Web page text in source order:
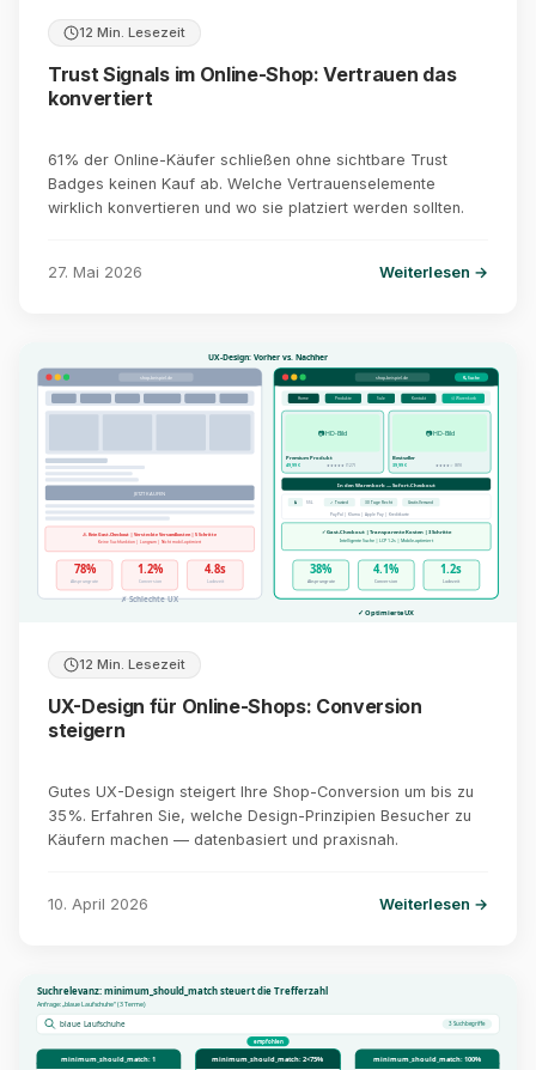
12 Min. Lesezeit
Trust Signals im Online-Shop: Vertrauen das
konvertiert
61% der Online-Käufer schließen ohne sichtbare Trust
Badges keinen Kauf ab. Welche Vertrauenselemente
wirklich konvertieren und wo sie platziert werden sollten.
27. Mai 2026 Weiterlesen →
UX-Design: Vorher vs. Nachher
shop-beispiel.de
JETZT KAUFEN
⚠ Kein Gast-Checkout | Versteckte Versandkosten | 5 Schritte
Keine Suchfunktion | Langsam | Nicht mobil-optimiert
78%
Absprungrate
1.2%
Conversion
4.8s
Ladezeit
shop-beispiel.de 🔍 Suche
Home Produkte Sale Kontakt 🛒 Warenkorb
📷 HD-Bild
Premium Produkt
49,99 €
★★★★★ (127)
📷 HD-Bild
Bestseller
39,99 €
★★★★☆ (89)
In den Warenkorb — Sofort-Checkout
🔒 SSL ✓ Trusted 30 Tage Recht Gratis Versand
PayPal | Klarna | Apple Pay | Kreditkarte
✓ Gast-Checkout | Transparente Kosten | 3 Schritte
Intelligente Suche | LCP 1.2s | Mobile-optimiert
38%
Absprungrate
4.1%
Conversion
1.2s
Ladezeit
✗ Schlechte UX
✓ Optimierte UX
12 Min. Lesezeit
UX-Design für Online-Shops: Conversion
steigern
Gutes UX-Design steigert Ihre Shop-Conversion um bis zu
35%. Erfahren Sie, welche Design-Prinzipien Besucher zu
Käufern machen — datenbasiert und praxisnah.
10. April 2026 Weiterlesen →
Suchrelevanz: minimum_should_match steuert die Trefferzahl
Anfrage: „blaue Laufschuhe“ (3 Terme)
blaue Laufschuhe 3 Suchbegriffe
empfohlen
minimum_should_match: 1 minimum_should_match: 2<75% minimum_should_match: 100%